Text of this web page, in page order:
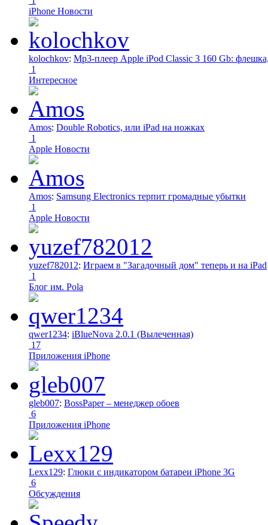
iPhone Новости
kolochkov: Mp3-плеер Apple iPod Classic 3 160 Gb:
1
Интересное
Amos: Double Robotics, или iPad на ножках
1
Apple Новости
Amos: Samsung Electronics терпит громадные убытки
1
Apple Новости
yuzef782012: Играем в "Загадочный дом" теперь и на iPad
1
Блог им. Pola
qwer1234: iBlueNova 2.0.1 (Вылеченная)
17
Приложения iPhone
gleb007: BossPaper – менеджер обоев
6
Приложения iPhone
Lexx129: Глюки с индикатором батареи iPhone 3G
6
Обсуждения